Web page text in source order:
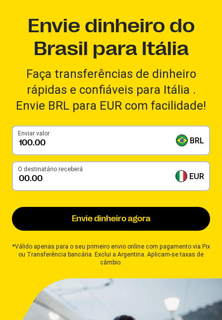
Envie dinheiro do
Brasil para Itália
Faça transferências de dinheiro
rápidas e confiáveis para Itália .
Envie BRL para EUR com facilidade!
Enviar valor
BRL
O destinatário receberá
EUR
Envie dinheiro agora
*Válido apenas para o seu primeiro envio online com pagamento via Pix
ou Transferência bancária. Exclui a Argentina. Aplicam-se taxas de
câmbio.